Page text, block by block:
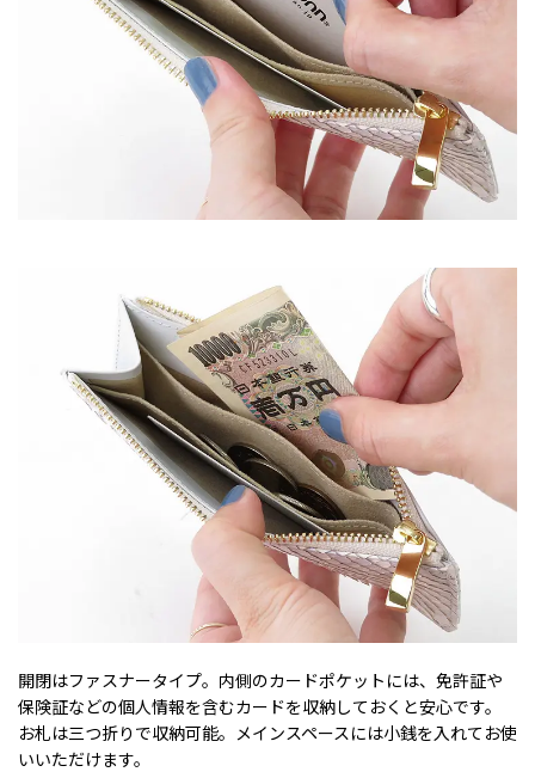
開閉はファスナータイプ。内側のカードポケットには、免許証や
保険証などの個人情報を含むカードを収納しておくと安心です。
お札は三つ折りで収納可能。メインスペースには小銭を入れてお使
いいただけます。